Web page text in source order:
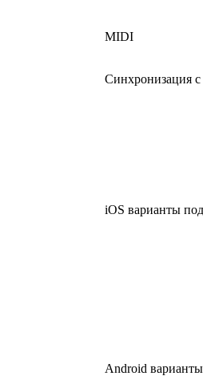
MIDI
Синхронизация
iOS варианты
Android